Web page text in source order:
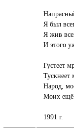
Я был
Я жив
И этого
Густеет
Тускнеет
Народ,
Моих ещё
1991 г.